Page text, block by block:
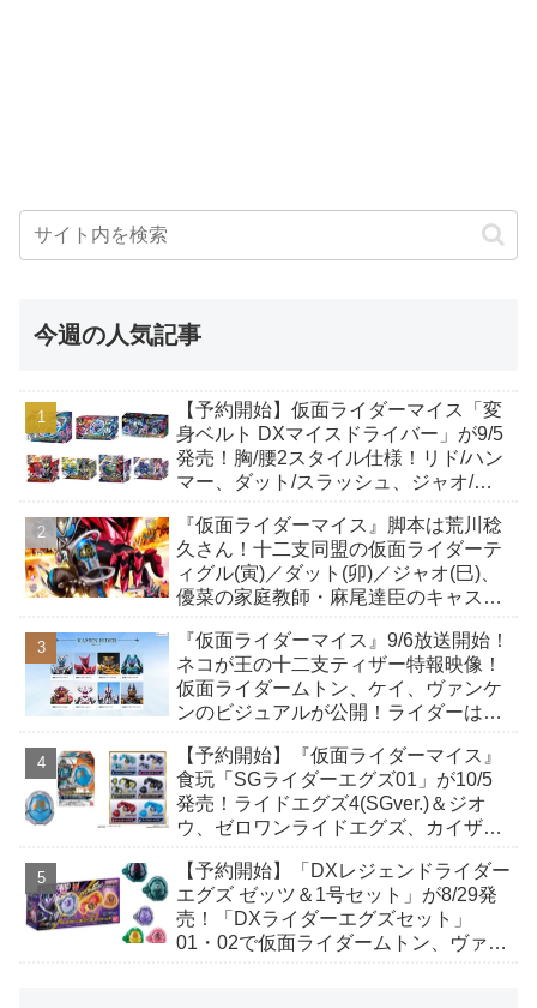
今週の人気記事
【予約開始】仮面ライダーマイス「変
身ベルト DXマイスドライバー」が9/5
発売！胸/腰2スタイル仕様！リド/ハン
マー、ダット/スラッシュ、ジャオ/バ
も！
『仮面ライダーマイス』脚本は荒川稔
久さん！十二支同盟の仮面ライダーテ
ィグル(寅)／ダット(卯)／ジャオ(巳)、
優菜の家庭教師・麻尾達臣のキャスト
んも変身！
『仮面ライダーマイス』9/6放送開始！
ネコが王の十二支ティザー特報映像！
仮面ライダームトン、ケイ、ヴァンケ
ンのビジュアルが公開！ライダーは子
【予約開始】『仮面ライダーマイス』
食玩「SGライダーエグズ01」が10/5
発売！ライドエグズ4(SGver.)＆ジオ
ウ、ゼロワンライドエグズ、カイザ、
【予約開始】「DXレジェンドライダー
エグズ ゼッツ＆1号セット」が8/29発
売！「DXライダーエグズセット」
01・02で仮面ライダームトン、ヴァン